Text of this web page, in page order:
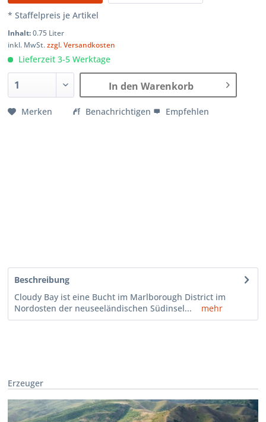
* Staffelpreis je Artikel
Inhalt:0.75 Liter
inkl. MwSt.zzgl. Versandkosten
Lieferzeit 3-5 Werktage
In den Warenkorb
Merken Benachrichtigen Empfehlen
Beschreibung
Cloudy Bay ist eine Bucht im Marlborough District im
Nordosten der neuseeländischen Südinsel...
mehr
Erzeuger